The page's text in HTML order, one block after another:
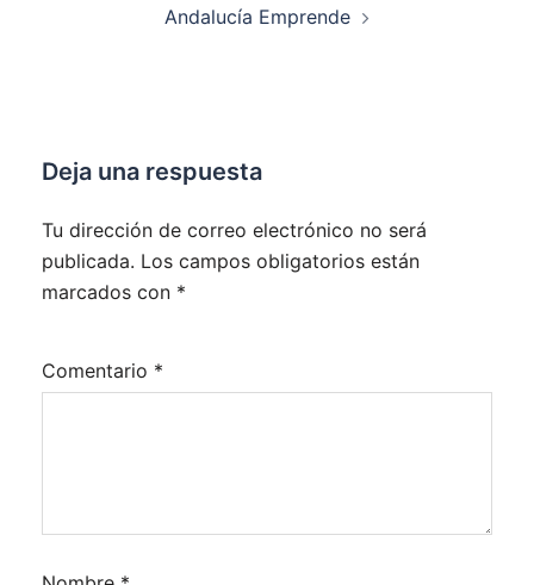
Andalucía Emprende
Deja una respuesta
Tu dirección de correo electrónico no será
publicada. Los campos obligatorios están
marcados con *
Comentario *